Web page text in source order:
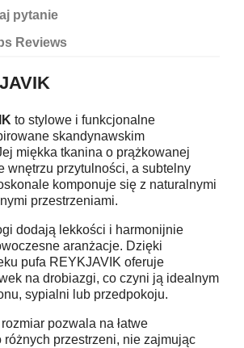
pytanie
Reviews
to stylowe i funkcjonalne
skandynawskim
miękka tkanina o prążkowanej
wnętrzu przytulności, a subtelny
komponuje się z naturalnymi
przestrzeniami.
dodają lekkości i harmonijnie
aranżacje. Dzięki
pufa REYKJAVIK oferuje
na drobiazgi, co czyni ją idealnym
sypialni lub przedpokoju.
pozwala na łatwe
przestrzeni, nie zajmując